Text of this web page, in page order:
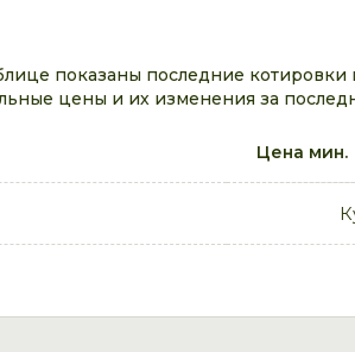
показаны последние
цены и их изменения за
Цена мин.